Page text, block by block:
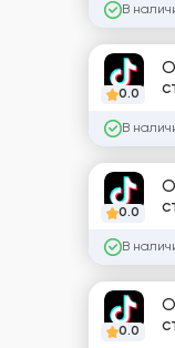
В
0.0
В
0.0
В
0.0